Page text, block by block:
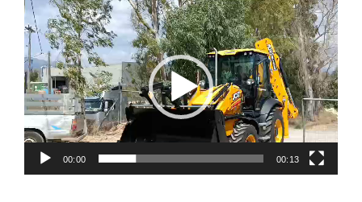
Πρόγραμμα
Αναπαραγωγής
Βίντεο
00:00 00:13